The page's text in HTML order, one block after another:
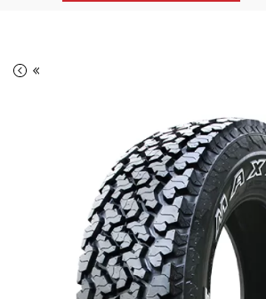
«